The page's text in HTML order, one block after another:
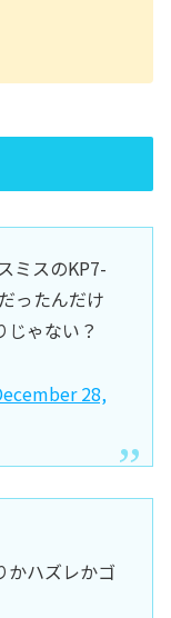
ミスのKP7-
ったんだけ
ゃない？
28,
かハズレかゴ